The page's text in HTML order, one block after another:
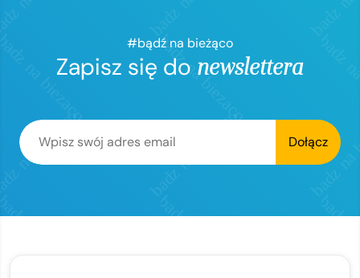
#bądź na bieżąco
Zapisz się do newslettera
Dołącz